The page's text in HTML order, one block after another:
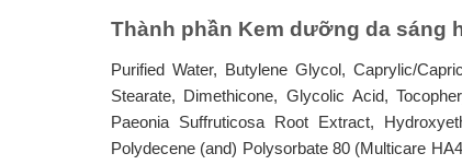
Thành phần Kem dưỡng da sáng
Purified Water, Butylene Glycol, Caprylic/
Stearate, Dimethicone, Glycolic Acid,
Paeonia Suffruticosa Root Extract,
Polydecene (and) Polysorbate 80 (Multicare